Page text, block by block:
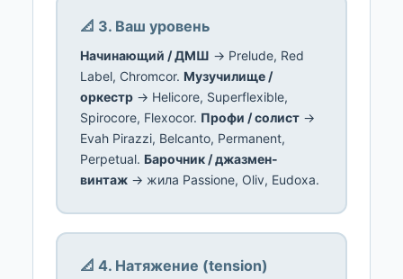
📐 3. Ваш уровень
Начинающий / ДМШ → Prelude, Red
Label, Chromcor. Музучилище /
оркестр → Helicore, Superflexible,
Spirocore, Flexocor. Профи / солист →
Evah Pirazzi, Belcanto, Permanent,
Perpetual. Барочник / джазмен-
винтаж → жила Passione, Oliv, Eudoxa.
📐 4. Натяжение (tension)